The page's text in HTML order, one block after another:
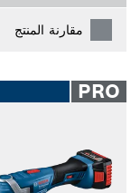
مقارنة المنتج
PRO